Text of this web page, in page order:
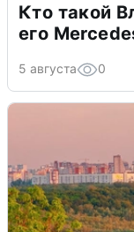
Кто такой
его
5 августа 0